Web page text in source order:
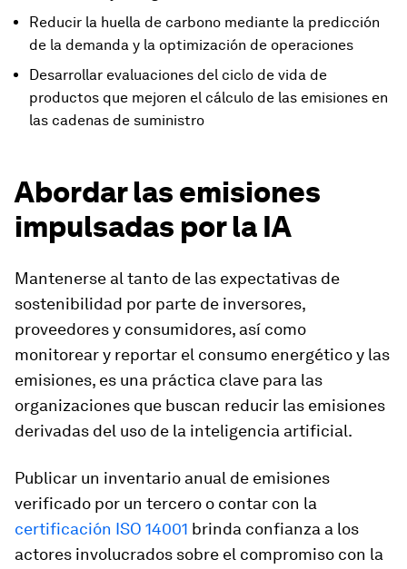
Reducir la huella de carbono mediante la predicción
de la demanda y la optimización de operaciones
Desarrollar evaluaciones del ciclo de vida de
productos que mejoren el cálculo de las emisiones en
las cadenas de suministro
Abordar las emisiones
impulsadas por la IA
Mantenerse al tanto de las expectativas de
sostenibilidad por parte de inversores,
proveedores y consumidores, así como
monitorear y reportar el consumo energético y las
emisiones, es una práctica clave para las
organizaciones que buscan reducir las emisiones
derivadas del uso de la inteligencia artificial.
Publicar un inventario anual de emisiones
verificado por un tercero o contar con la
certificación ISO 14001 brinda confianza a los
actores involucrados sobre el compromiso con la